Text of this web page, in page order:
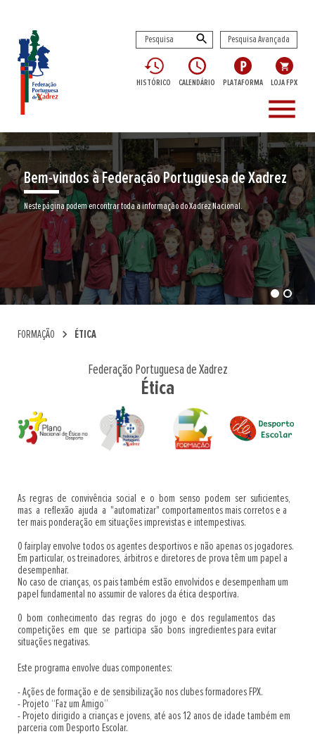
Pesquisa Avançada
HISTÓRICO CALENDÁRIO PLATAFORMA LOJA FPX
menu
Bem-vindos à Federação Portuguesa de Xadrez
Neste página podem encontrar toda a informação do Xadrez Nacional.
FORMAÇÃO chevron_right ÉTICA
Federação Portuguesa de Xadrez
Ética
As regras de convivência social e o bom senso podem ser suficientes,
mas a reflexão ajuda a "automatizar" comportamentos mais corretos e a
ter mais ponderação em situações imprevistas e intempestivas.
O fairplay envolve todos os agentes desportivos e não apenas os jogadores.
Em particular, os treinadores, árbitros e diretores de prova têm um papel a
desempenhar.
No caso de crianças, os pais também estão envolvidos e desempenham um
papel fundamental no assumir de valores da ética desportiva.
O bom conhecimento das regras do jogo e dos regulamentos das
competições em que se participa são bons ingredientes para evitar
situações negativas.
Este programa envolve duas componentes:
- Ações de formação e de sensibilização nos clubes formadores FPX.
- Projeto “Faz um Amigo”
- Projeto dirigido a crianças e jovens, até aos 12 anos de idade também em
parceria com Desporto Escolar.